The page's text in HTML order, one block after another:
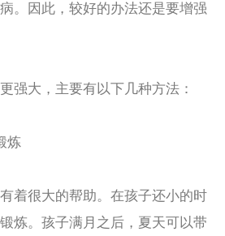
。因此，较好的办法还是要增强
强大，主要有以下几种方法：
炼
着很大的帮助。在孩子还小的时
炼。孩子满月之后，夏天可以带